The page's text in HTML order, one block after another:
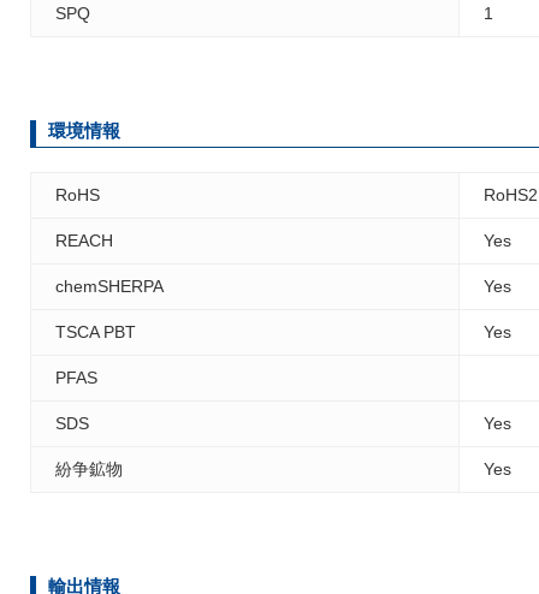
SPQ 1
環境情報
RoHS
REACH Yes
chemSHERPA Yes
TSCA PBT Yes
PFAS
SDS Yes
紛争鉱物 Yes
輸出情報